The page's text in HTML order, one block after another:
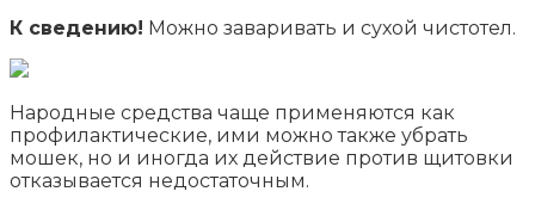
К сведению! Можно заваривать и сухой чистотел.
Народные средства чаще применяются как
профилактические, ими можно также убрать
мошек, но и иногда их действие против щитовки
отказывается недостаточным.